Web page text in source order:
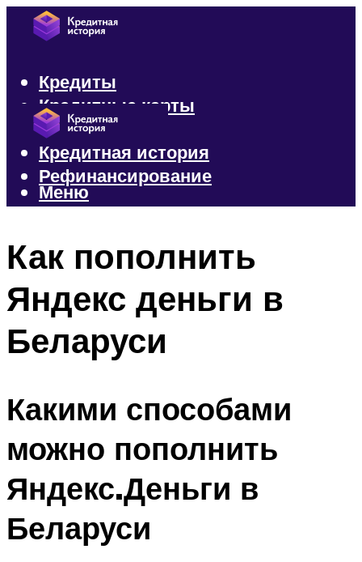
Кредиты
Кредитные карты
Микрозаймы
Кредитная история
Рефинансирование
Меню
Как пополнить
Яндекс деньги в
Беларуси
Какими способами
можно пополнить
Яндекс.Деньги в
Беларуси